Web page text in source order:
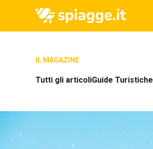
IL MAGAZINE
Tutti gli articoliGuide Turistiche